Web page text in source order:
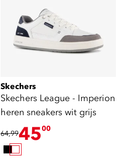
Skechers
Skechers League - Imperion
heren sneakers wit grijs
64,994500